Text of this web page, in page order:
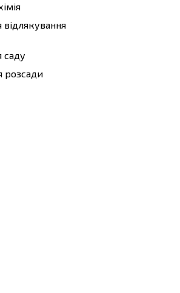
відлякування
саду
розсади